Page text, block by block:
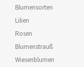
Blumensorten
Lilien
Rosen
Blumenstrauß
Wiesenblumen